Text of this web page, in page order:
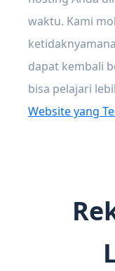
waktu. Kami
dapat kembali
bisa pelajari
Website yang